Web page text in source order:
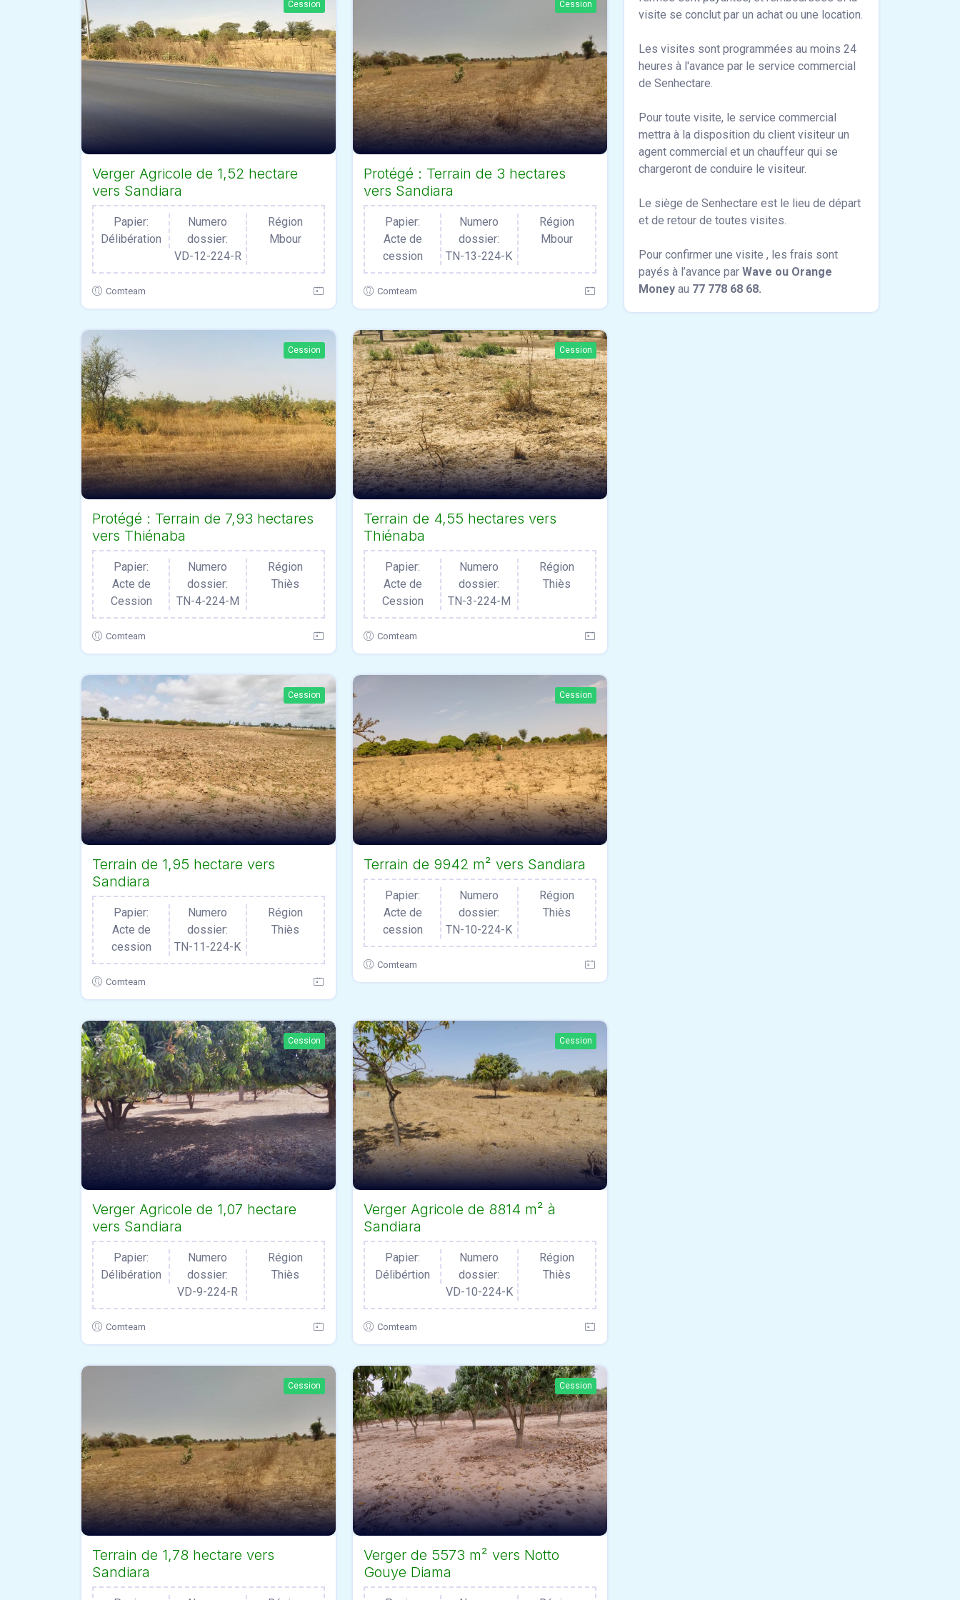
Cession
Verger Agricole de 1,52 hectare
vers Sandiara
Papier:
Délibération
Numero
dossier:
VD-12-224-R
Région
Mbour
Comteam
Cession
Protégé : Terrain de 3 hectares
vers Sandiara
Papier:
Acte de
cession
Numero
dossier:
TN-13-224-K
Région
Mbour
Comteam
Cession
Protégé : Terrain de 7,93 hectares
vers Thiénaba
Papier:
Acte de
Cession
Numero
dossier:
TN-4-224-M
Région
Thiès
Comteam
Cession
Terrain de 4,55 hectares vers
Thiénaba
Papier:
Acte de
Cession
Numero
dossier:
TN-3-224-M
Région
Thiès
Comteam
Cession
Terrain de 1,95 hectare vers
Sandiara
Papier:
Acte de
cession
Numero
dossier:
TN-11-224-K
Région
Thiès
Comteam
Cession
Terrain de 9942 m² vers Sandiara
Papier:
Acte de
cession
Numero
dossier:
TN-10-224-K
Région
Thiès
Comteam
Cession
Verger Agricole de 1,07 hectare
vers Sandiara
Papier:
Délibération
Numero
dossier:
VD-9-224-R
Région
Thiès
Comteam
Cession
Verger Agricole de 8814 m² à
Sandiara
Papier:
Délibértion
Numero
dossier:
VD-10-224-K
Région
Thiès
Comteam
Cession
Terrain de 1,78 hectare vers
Sandiara
Cession
Verger de 5573 m² vers Notto
Gouye Diama
visite se conclut par un achat ou une location.
Les visites sont programmées au moins 24
heures à l'avance par le service commercial
de Senhectare.
Pour toute visite, le service commercial
mettra à la disposition du client visiteur un
agent commercial et un chauffeur qui se
chargeront de conduire le visiteur.
Le siège de Senhectare est le lieu de départ
et de retour de toutes visites.
Pour confirmer une visite , les frais sont
payés à l’avance par Wave ou Orange
Money au 77 778 68 68.